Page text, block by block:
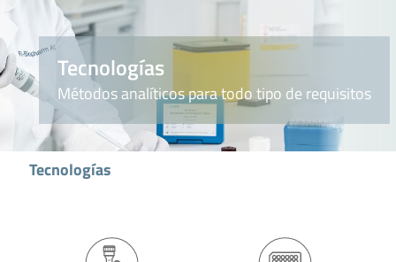
Tecnologías
Métodos analíticos para todo tipo de requisitos
Tecnologías